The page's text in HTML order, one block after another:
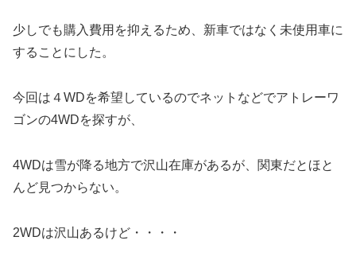
少しでも購入費用を抑えるため、新車ではなく未使用車に
することにした。
今回は４WDを希望しているのでネットなどでアトレーワ
ゴンの4WDを探すが、
4WDは雪が降る地方で沢山在庫があるが、関東だとほと
んど見つからない。
2WDは沢山あるけど・・・・